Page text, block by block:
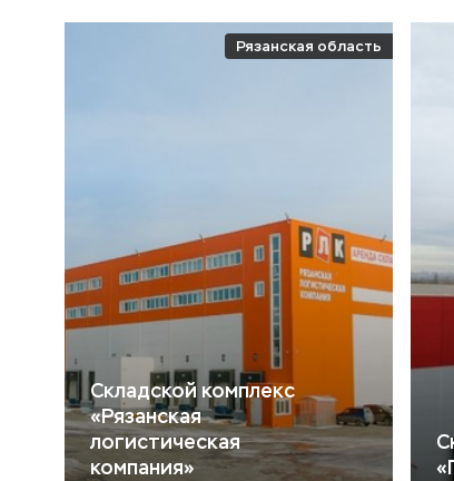
Рязанская область
Складской комплекс
«Рязанская
логистическая
компания»